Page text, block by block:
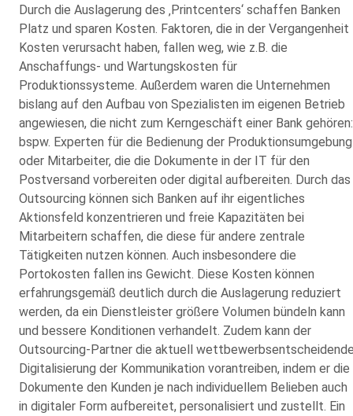
Durch die Auslagerung des ‚Printcenters‘ schaffen Banken
Platz und sparen Kosten. Faktoren, die in der Vergangenheit
Kosten verursacht haben, fallen weg, wie z.B. die
Anschaffungs- und Wartungskosten für
Produktionssysteme. Außerdem waren die Unternehmen
bislang auf den Aufbau von Spezialisten im eigenen Betrieb
angewiesen, die nicht zum Kerngeschäft einer Bank gehören:
bspw. Experten für die Bedienung der Produktionsumgebung
oder Mitarbeiter, die die Dokumente in der IT für den
Postversand vorbereiten oder digital aufbereiten. Durch das
Outsourcing können sich Banken auf ihr eigentliches
Aktionsfeld konzentrieren und freie Kapazitäten bei
Mitarbeitern schaffen, die diese für andere zentrale
Tätigkeiten nutzen können. Auch insbesondere die
Portokosten fallen ins Gewicht. Diese Kosten können
erfahrungsgemäß deutlich durch die Auslagerung reduziert
werden, da ein Dienstleister größere Volumen bündeln kann
und bessere Konditionen verhandelt. Zudem kann der
Outsourcing-Partner die aktuell
Digitalisierung der Kommunikation vorantreiben, indem er die
Dokumente den Kunden je nach individuellem Belieben auch
in digitaler Form aufbereitet, personalisiert und zustellt. Ein